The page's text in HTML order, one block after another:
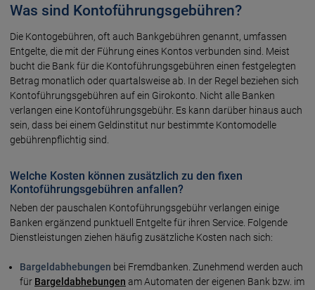
Was sind Kontoführungsgebühren?
Die Kontogebühren, oft auch Bank­gebühren genannt, umfassen
Ent­gelte, die mit der Führung eines Kontos verbunden sind. Meist
bucht die Bank für die Konto­führungs­gebühren einen fest­gelegten
Betrag monat­lich oder quartals­weise ab. In der Regel beziehen sich
Konto­führungs­gebühren auf ein Giro­konto. Nicht alle Banken
verlangen eine Konto­führungs­gebühr. Es kann darüber hinaus auch
sein, dass bei einem Geld­institut nur bestimmte Konto­modelle
gebühren­pflichtig sind.
Welche Kosten können zusätzlich zu den fixen
Kontoführungsgebühren anfallen?
Neben der pauschalen Konto­führungs­gebühr verlangen einige
Banken ergänzend punktuell Ent­gelte für ihren Service. Folgende
Dienst­leistungen ziehen häufig zusätz­liche Kosten nach sich:
Bargeldabhebungen bei Fremdbanken. Zunehmend werden auch
für Bargeld­ab­hebungen am Auto­maten der eigenen Bank bzw. im